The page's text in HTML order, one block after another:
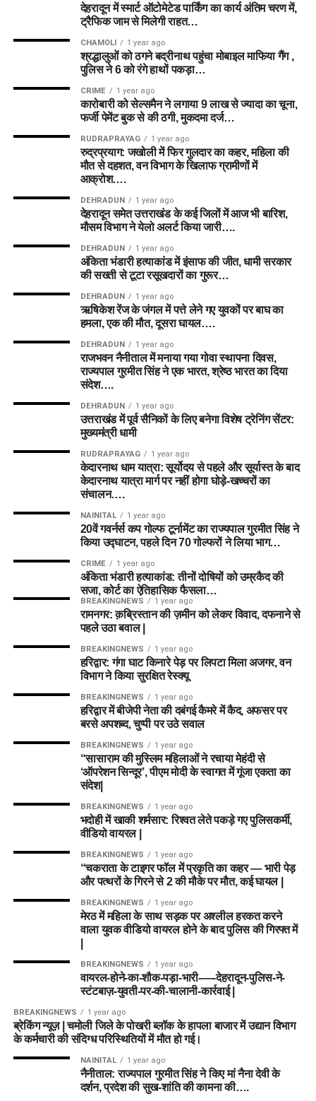
देहरादून में स्मार्ट ऑटोमेटेड पार्किंग का कार्य अंतिम चरण में,
ट्रैफिक जाम से मिलेगी राहत…
CHAMOLI 1 year ago
श्रद्धालुओं को ठगने बद्रीनाथ पहुंचा मोबाइल माफिया गैंग ,
पुलिस ने 6 को रंगे हाथों पकड़ा…
CRIME 1 year ago
कारोबारी को सेल्समैन ने लगाया 9 लाख से ज्यादा का चूना,
फर्जी पेमेंट बुक से की ठगी, मुकदमा दर्ज…
RUDRAPRAYAG 1 year ago
रुद्रप्रयाग: जखोली में फिर गुलदार का कहर, महिला की
मौत से दहशत, वन विभाग के खिलाफ ग्रामीणों में
आक्रोश….
DEHRADUN 1 year ago
देहरादून समेत उत्तराखंड के कई जिलों में आज भी बारिश,
मौसम विभाग ने येलो अलर्ट किया जारी….
DEHRADUN 1 year ago
अंकिता भंडारी हत्याकांड में इंसाफ की जीत, धामी सरकार
की सख्ती से टूटा रसूखदारों का गुरूर…
DEHRADUN 1 year ago
ऋषिकेश रेंज के जंगल में पत्ते लेने गए युवकों पर बाघ का
हमला, एक की मौत, दूसरा घायल….
DEHRADUN 1 year ago
राजभवन नैनीताल में मनाया गया गोवा स्थापना दिवस,
राज्यपाल गुरमीत सिंह ने एक भारत, श्रेष्ठ भारत का दिया
संदेश….
DEHRADUN 1 year ago
उत्तराखंड में पूर्व सैनिकों के लिए बनेगा विशेष ट्रेनिंग सेंटर:
मुख्यमंत्री धामी
RUDRAPRAYAG 1 year ago
केदारनाथ धाम यात्रा: सूर्योदय से पहले और सूर्यास्त के बाद
केदारनाथ यात्रा मार्ग पर नहीं होगा घोड़े-खच्चरों का
संचालन….
NAINITAL 1 year ago
20वें गवर्नर्स कप गोल्फ टूर्नामेंट का राज्यपाल गुरमीत सिंह ने
किया उद्घाटन, पहले दिन 70 गोल्फरों ने लिया भाग…
CRIME 1 year ago
अंकिता भंडारी हत्याकांड: तीनों दोषियों को उम्रकैद की
सजा, कोर्ट का ऐतिहासिक फैसला…
BREAKINGNEWS 1 year ago
रामनगर: क़ब्रिस्तान की ज़मीन को लेकर विवाद, दफनाने से
पहले उठा बवाल |
BREAKINGNEWS 1 year ago
हरिद्वार: गंगा घाट किनारे पेड़ पर लिपटा मिला अजगर, वन
विभाग ने किया सुरक्षित रेस्क्यू
BREAKINGNEWS 1 year ago
हरिद्वार में बीजेपी नेता की दबंगई कैमरे में कैद, अफसर पर
बरसे अपशब्द, चुप्पी पर उठे सवाल
BREAKINGNEWS 1 year ago
“सासाराम की मुस्लिम महिलाओं ने रचाया मेहंदी से
‘ऑपरेशन सिन्दूर’, पीएम मोदी के स्वागत में गूंजा एकता का
संदेश|
BREAKINGNEWS 1 year ago
भदोही में खाकी शर्मसार: रिश्वत लेते पकड़े गए पुलिसकर्मी,
वीडियो वायरल |
BREAKINGNEWS 1 year ago
“चकराता के टाइगर फॉल में प्रकृति का कहर — भारी पेड़
और पत्थरों के गिरने से 2 की मौके पर मौत, कई घायल |
BREAKINGNEWS 1 year ago
मेरठ में महिला के साथ सड़क पर अश्लील हरकत करने
वाला युवक वीडियो वायरल होने के बाद पुलिस की गिरफ्त में
BREAKINGNEWS 1 year ago
वायरल-होने-का-शौक-पड़ा-भारी-—-देहरादून-पुलिस-ने-
स्टंटबाज़-युवती-पर-की-चालानी-कार्रवाई |
BREAKINGNEWS 1 year ago
ब्रेकिंग न्यूज़ | चमोली जिले के पोखरी ब्लॉक के हापला बाजार में उद्यान विभाग
के कर्मचारी की संदिग्ध परिस्थितियों में मौत हो गई।
NAINITAL 1 year ago
नैनीताल: राज्यपाल गुरमीत सिंह ने किए मां नैना देवी के
दर्शन, प्रदेश की सुख-शांति की कामना की….